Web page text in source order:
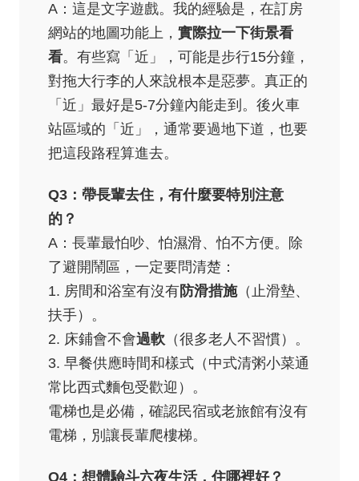
A：這是文字遊戲。我的經驗是，在訂房
網站的地圖功能上， 實際拉一下街景看
看。有些寫「近」，可能是步行15分鐘，
對拖大行李的人來說根本是惡夢。真正的
「近」最好是5-7分鐘內能走到。後火車
站區域的「近」，通常要過地下道，也要
把這段路程算進去。
Q3：帶長輩去住，有什麼要特別注意
的？
A：長輩最怕吵、怕濕滑、怕不方便。除
了避開鬧區，一定要問清楚：
1. 房間和浴室有沒有防滑措施（止滑墊、
扶手）。
2. 床鋪會不會過軟 （很多老人不習慣）。
3. 早餐供應時間和樣式（中式清粥小菜通
常比西式麵包受歡迎）。
電梯也是必備，確認民宿或老旅館有沒有
電梯，別讓長輩爬樓梯。
Q4：想體驗斗六夜生活，住哪裡好？